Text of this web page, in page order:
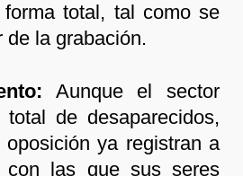
total, tal como se
de la grabación.
Aunque el sector
de desaparecidos,
ya registran a
con las que sus seres